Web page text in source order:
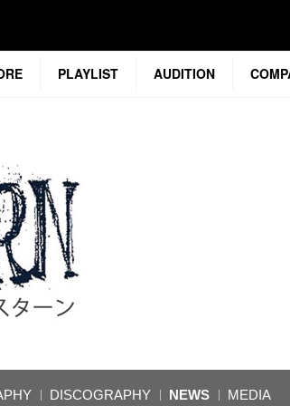
PLAYLIST AUDITION
DISCOGRAPHY NEWS MEDIA